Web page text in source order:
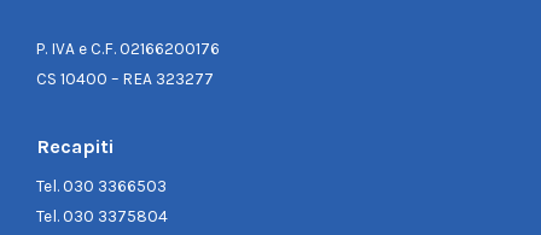
P. IVA e C.F. 02166200176
CS 10400 – REA 323277
Recapiti
Tel.030 3366503
Tel.030 3375804